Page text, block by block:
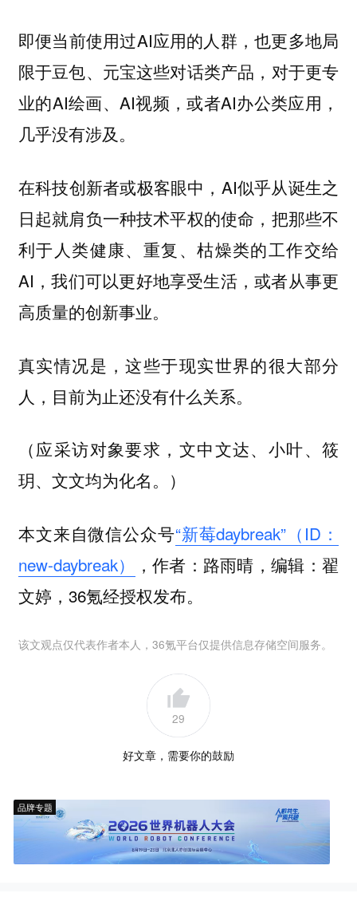
即便当前使用过AI应用的人群，也更多地局
限于豆包、元宝这些对话类产品，对于更专
业的AI绘画、AI视频，或者AI办公类应用，
几乎没有涉及。
在科技创新者或极客眼中，AI似乎从诞生之
日起就肩负一种技术平权的使命，把那些不
利于人类健康、重复、枯燥类的工作交给
AI，我们可以更好地享受生活，或者从事更
高质量的创新事业。
真实情况是，这些于现实世界的很大部分
人，目前为止还没有什么关系。
（应采访对象要求，文中文达、小叶、筱
玥、文文均为化名。）
本文来自微信公众号“新莓daybreak”（ID：
new-daybreak）
，作者：路雨晴，编辑：翟
文婷，36氪经授权发布。
该文观点仅代表作者本人，36氪平台仅提供信息存储空间服务。
29
好文章，需要你的鼓励
品牌专题